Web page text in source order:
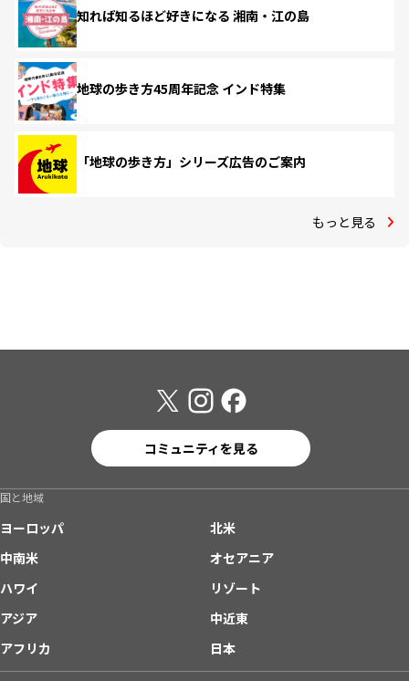
知れば知るほど好きになる 湘南・江の島
地球の歩き方45周年記念 インド特集
「地球の歩き方」シリーズ広告のご案内
もっと見る
コミュニティを見る
国と地域
ヨーロッパ
北米
中南米
オセアニア
ハワイ
リゾート
アジア
中近東
アフリカ
日本